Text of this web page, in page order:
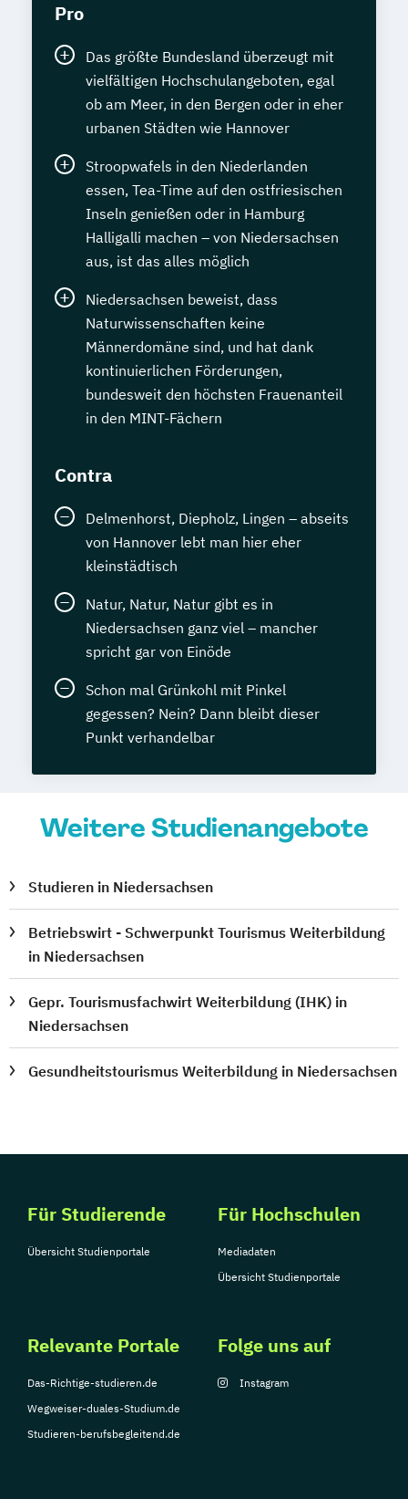
Pro
Das größte Bundesland überzeugt mit
vielfältigen Hochschulangeboten, egal
ob am Meer, in den Bergen oder in eher
urbanen Städten wie Hannover
Stroopwafels in den Niederlanden
essen, Tea-Time auf den ostfriesischen
Inseln genießen oder in Hamburg
Halligalli machen – von Niedersachsen
aus, ist das alles möglich
Niedersachsen beweist, dass
Naturwissenschaften keine
Männerdomäne sind, und hat dank
kontinuierlichen Förderungen,
bundesweit den höchsten Frauenanteil
in den MINT-Fächern
Contra
Delmenhorst, Diepholz, Lingen – abseits
von Hannover lebt man hier eher
kleinstädtisch
Natur, Natur, Natur gibt es in
Niedersachsen ganz viel – mancher
spricht gar von Einöde
Schon mal Grünkohl mit Pinkel
gegessen? Nein? Dann bleibt dieser
Punkt verhandelbar
Weitere Studienangebote
Studieren in Niedersachsen
Betriebswirt - Schwerpunkt Tourismus Weiterbildung
in Niedersachsen
Gepr. Tourismusfachwirt Weiterbildung (IHK) in
Niedersachsen
Gesundheitstourismus Weiterbildung in Niedersachsen
Für Studierende
Übersicht Studienportale
Für Hochschulen
Mediadaten
Übersicht Studienportale
Relevante Portale
Das-Richtige-studieren.de
Wegweiser-duales-Studium.de
Studieren-berufsbegleitend.de
Folge uns auf
Instagram